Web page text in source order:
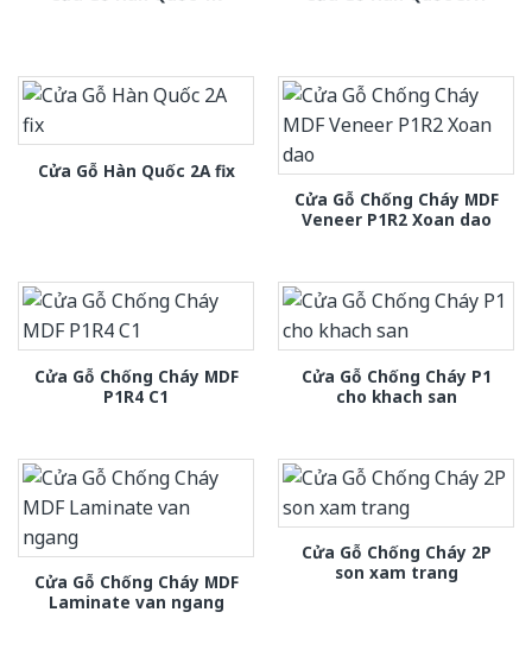
Cửa Gỗ Hàn Quốc 2A fix
Cửa Gỗ Chống Cháy MDF
Veneer P1R2 Xoan dao
Cửa Gỗ Chống Cháy MDF
P1R4 C1
Cửa Gỗ Chống Cháy P1
cho khach san
Cửa Gỗ Chống Cháy MDF
Laminate van ngang
Cửa Gỗ Chống Cháy 2P
son xam trang